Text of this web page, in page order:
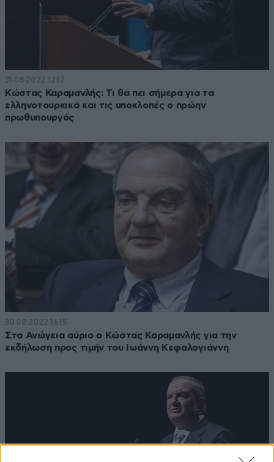
31·08·2022 12:17
Κώστας Καραμανλής: Τι θα πει σήμερα για τα
ελληνοτουρκικά και τις υποκλοπές ο πρώην
πρωθυπουργός
30·08·2022 16:15
Στα Ανώγεια αύριο ο Κώστας Καραμανλής για την
εκδήλωση προς τιμήν του Ιωάννη Κεφαλογιάννη